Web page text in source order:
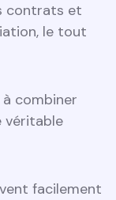
contrats et
le tout
combiner
véritable
facilement